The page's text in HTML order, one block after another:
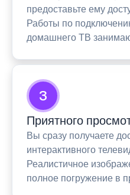
предоставьте ему
Работы по
домашнего ТВ
3
Приятного
Вы сразу получаете
интерактивного
Реалистичное
полное погружение в